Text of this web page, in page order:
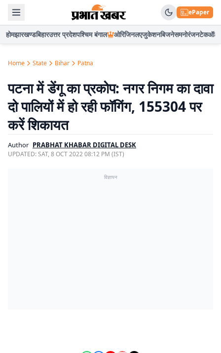
ePaper
होमझारखण्डबिहारउत्तर प्रदेशपश्चिम बंगाल ओरिजिनलएजुकेशनबिजनेसमनोरंजनटेकऑटो
Home State Bihar Patna
पटना में डेंगू का प्रकोप: नगर निगम का दावा
दो पालियों में हो रही फॉगिंग, 155304 पर
करें शिकायत
Author PRABHAT KHABAR DIGITAL DESK
UPDATED:SAT, 8 OCT 2022 08:12 PM (IST)
विज्ञापन